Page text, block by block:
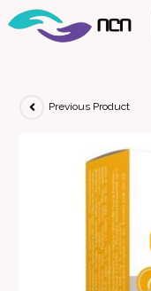
Previous Product